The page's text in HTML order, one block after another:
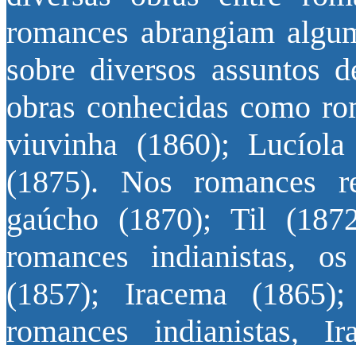
romances abrangiam
sobre diversos assuntos
obras conhecidas como
viuvinha (1860);
(1875). Nos romances
gaúcho (1870); Til
romances indianistas,
(1857); Iracema
romances indianistas,